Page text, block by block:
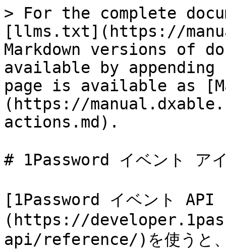
> For the complete
[llms.txt](https://
Markdown versions of
available by
page is available as
(https://
actions.md).
# 1Password イベント ア
[1Password イベント
(https://
api/reference/)を使うと、